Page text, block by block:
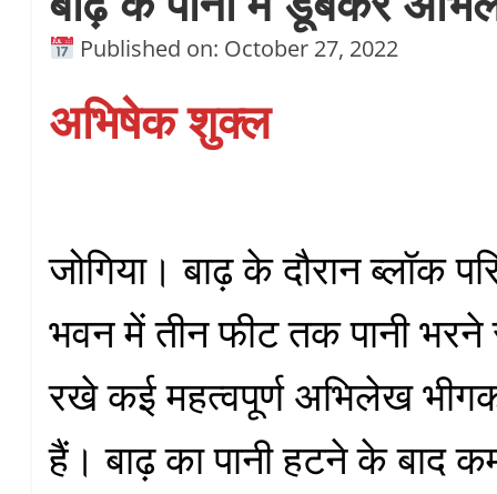
Published on: October 27, 2022
अभिषेक शुक्ल
जोगिया। बाढ़ के दौरान ब्लॉक
भवन में तीन फीट तक पानी
रखे कई महत्वपूर्ण अभिलेख
हैं। बाढ़ का पानी हटने के बाद